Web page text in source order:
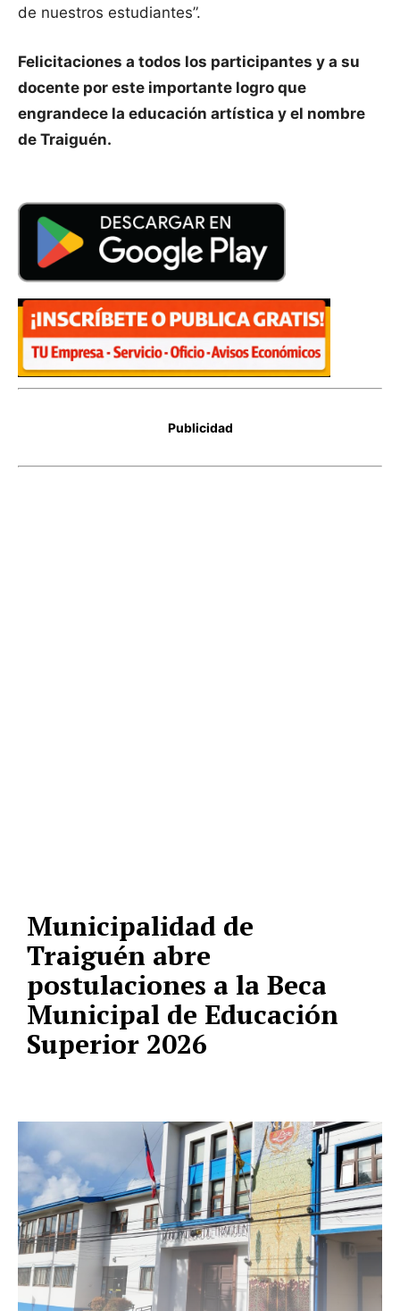
de nuestros estudiantes”.
Felicitaciones a todos los participantes y a su
docente por este importante logro que
engrandece la educación artística y el nombre
de Traiguén.
Publicidad